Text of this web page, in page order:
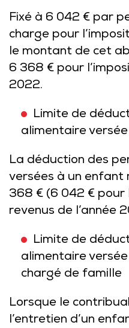
Fixé à 6 042 € par
charge pour
le montant de cet
6 368 € pour
2022.
Limite de
alimentaire
La déduction des
versées à un enfant
368 € (6 042 € pour
revenus de l’année
Limite de
alimentaire
chargé de famille
Lorsque le
l’entretien d’un